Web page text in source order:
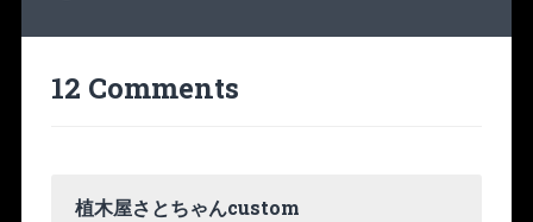
12 Comments
植木屋さとちゃんcustom